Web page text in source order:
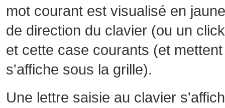
mot courant est visualisé en
de direction du clavier (ou un
et cette case courants (et
s'affiche sous la grille).
Une lettre saisie au clavier